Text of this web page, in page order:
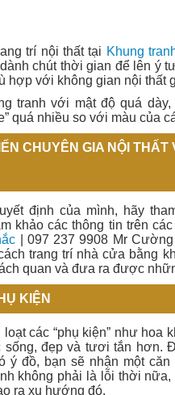
trí nội thất tại Khung
chút thời gian để lên ý
hợp với không gian nội thất
tranh với mật độ quá
quá nhiều so với màu của
CHUYÊN GIA NỘI THẤT
định của mình, hãy
khảo các thông tin trên
| 097 237 9908 Mr Cường
trang trí nhà cửa bằng
quan và đưa ra được
KIỆN
các “phụ kiện” như hoa
đẹp và tươi tắn hơn.
ý đồ, bạn sẽ nhận một
không phải là lỗi thời
ra xu hướng đó.